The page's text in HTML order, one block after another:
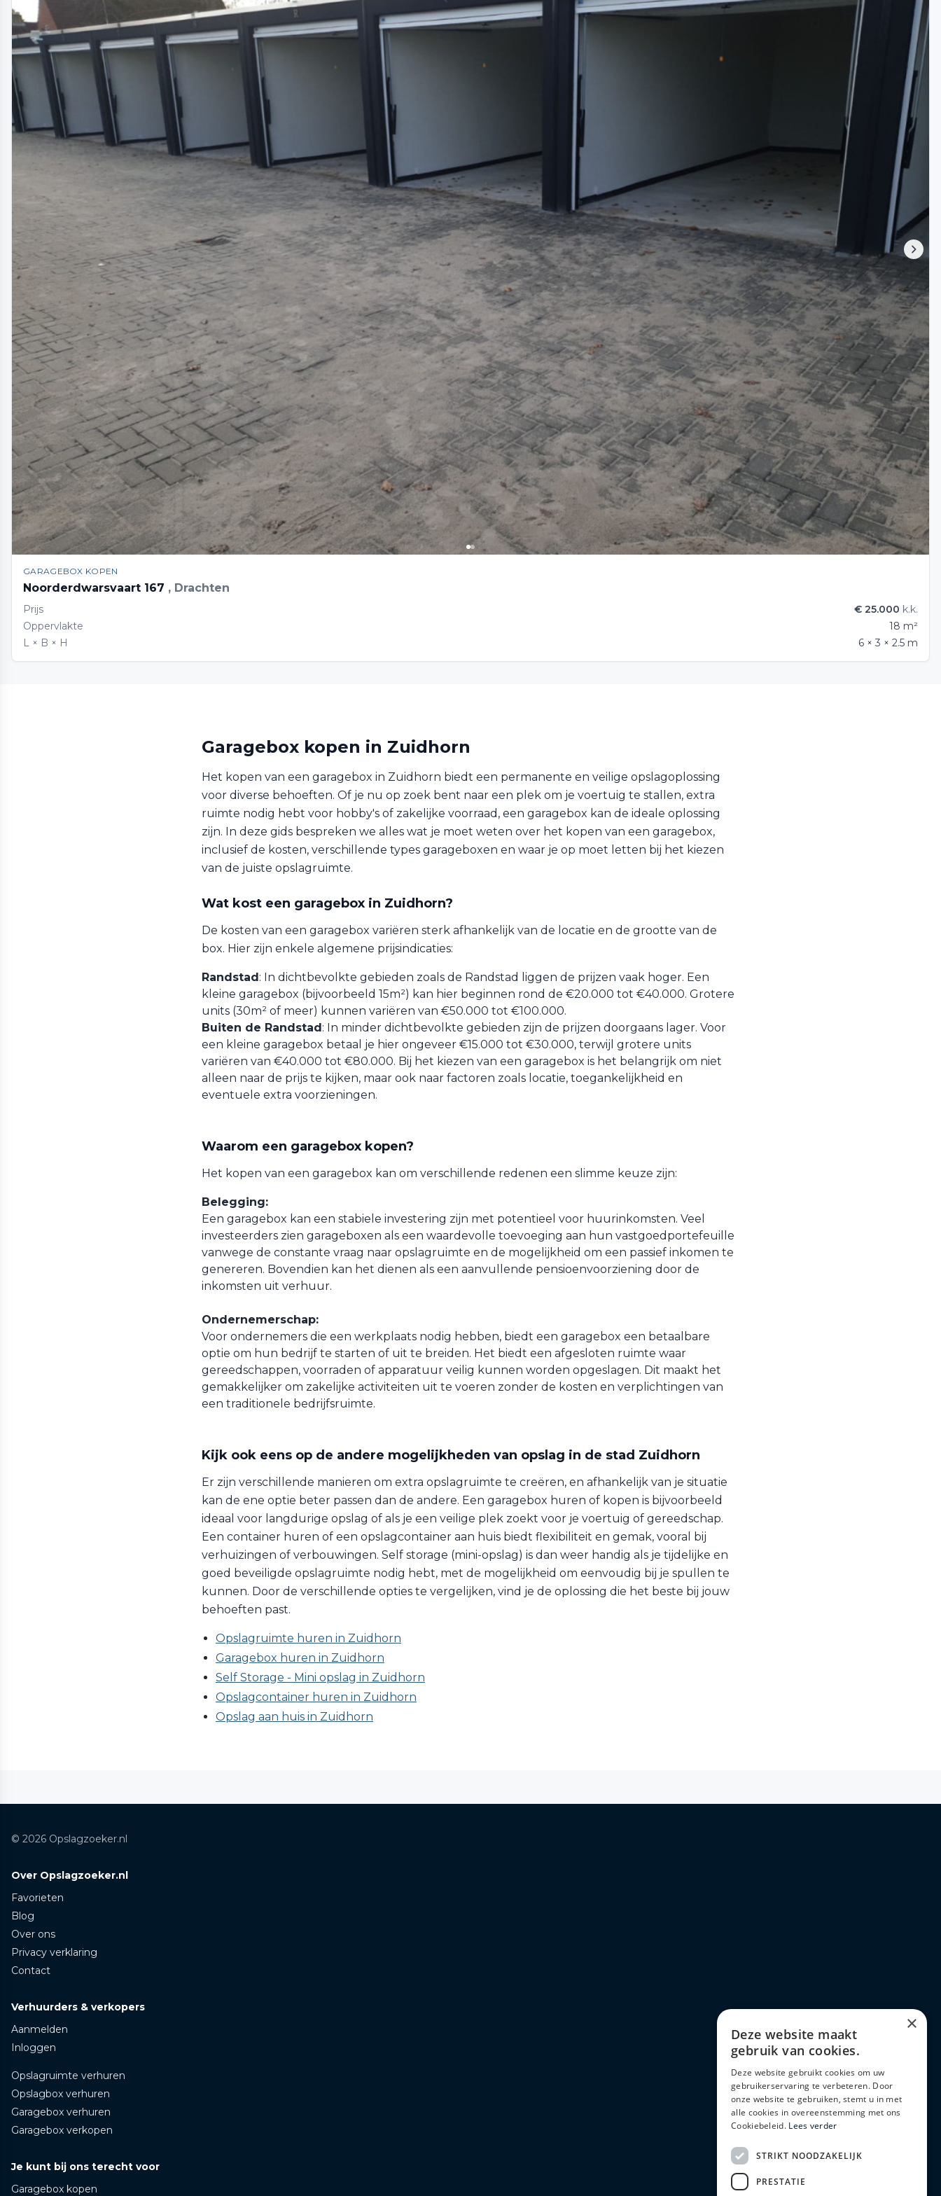
GARAGEBOX KOPEN
Noorderdwarsvaart 167 , Drachten
Prijs € 25.000 k.k.
Oppervlakte
18 m²
L × B × H
6 × 3 × 2.5 m
Garagebox kopen in Zuidhorn
Het kopen van een garagebox in Zuidhorn biedt een permanente en veilige opslagoplossing
voor diverse behoeften. Of je nu op zoek bent naar een plek om je voertuig te stallen, extra
ruimte nodig hebt voor hobby's of zakelijke voorraad, een garagebox kan de ideale oplossing
zijn. In deze gids bespreken we alles wat je moet weten over het kopen van een garagebox,
inclusief de kosten, verschillende types garageboxen en waar je op moet letten bij het kiezen
van de juiste opslagruimte.
Wat kost een garagebox in Zuidhorn?
De kosten van een garagebox variëren sterk afhankelijk van de locatie en de grootte van de
box. Hier zijn enkele algemene prijsindicaties:
Randstad : In dichtbevolkte gebieden zoals de Randstad liggen de prijzen vaak hoger. Een
kleine garagebox (bijvoorbeeld 15m²) kan hier beginnen rond de €20.000 tot €40.000. Grotere
units (30m² of meer) kunnen variëren van €50.000 tot €100.000.
Buiten de Randstad : In minder dichtbevolkte gebieden zijn de prijzen doorgaans lager. Voor
een kleine garagebox betaal je hier ongeveer €15.000 tot €30.000, terwijl grotere units
variëren van €40.000 tot €80.000. Bij het kiezen van een garagebox is het belangrijk om niet
alleen naar de prijs te kijken, maar ook naar factoren zoals locatie, toegankelijkheid en
eventuele extra voorzieningen.
Waarom een garagebox kopen?
Het kopen van een garagebox kan om verschillende redenen een slimme keuze zijn:
Belegging:
Een garagebox kan een stabiele investering zijn met potentieel voor huurinkomsten. Veel
investeerders zien garageboxen als een waardevolle toevoeging aan hun vastgoedportefeuille
vanwege de constante vraag naar opslagruimte en de mogelijkheid om een passief inkomen te
genereren. Bovendien kan het dienen als een aanvullende pensioenvoorziening door de
inkomsten uit verhuur.
Ondernemerschap:
Voor ondernemers die een werkplaats nodig hebben, biedt een garagebox een betaalbare
optie om hun bedrijf te starten of uit te breiden. Het biedt een afgesloten ruimte waar
gereedschappen, voorraden of apparatuur veilig kunnen worden opgeslagen. Dit maakt het
gemakkelijker om zakelijke activiteiten uit te voeren zonder de kosten en verplichtingen van
een traditionele bedrijfsruimte.
Kijk ook eens op de andere mogelijkheden van opslag in de stad Zuidhorn
Er zijn verschillende manieren om extra opslagruimte te creëren, en afhankelijk van je situatie
kan de ene optie beter passen dan de andere. Een garagebox huren of kopen is bijvoorbeeld
ideaal voor langdurige opslag of als je een veilige plek zoekt voor je voertuig of gereedschap.
Een container huren of een opslagcontainer aan huis biedt flexibiliteit en gemak, vooral bij
verhuizingen of verbouwingen. Self storage (mini-opslag) is dan weer handig als je tijdelijke en
goed beveiligde opslagruimte nodig hebt, met de mogelijkheid om eenvoudig bij je spullen te
kunnen. Door de verschillende opties te vergelijken, vind je de oplossing die het beste bij jouw
behoeften past.
Opslagruimte huren in Zuidhorn
Garagebox huren in Zuidhorn
Self Storage - Mini opslag in Zuidhorn
Opslagcontainer huren in Zuidhorn
Opslag aan huis in Zuidhorn
© 2026 Opslagzoeker.nl
Over Opslagzoeker.nl
Favorieten
Blog
Over ons
Privacy verklaring
Contact
Verhuurders & verkopers
Aanmelden
Inloggen
Opslagruimte verhuren
Opslagbox verhuren
Garagebox verhuren
Garagebox verkopen
Je kunt bij ons terecht voor
Garagebox kopen
×
Deze website maakt
gebruik van cookies.
Deze website gebruikt cookies om uw
gebruikerservaring te verbeteren. Door
onze website te gebruiken, stemt u in met
alle cookies in overeenstemming met ons
Cookiebeleid. Lees verder
STRIKT NOODZAKELIJK
PRESTATIE